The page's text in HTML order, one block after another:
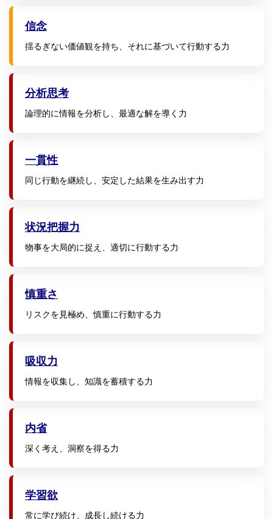
信念
揺るぎない価値観を持ち、それに基づいて行動する力
分析思考
論理的に情報を分析し、最適な解を導く力
一貫性
同じ行動を継続し、安定した結果を生み出す力
状況把握力
物事を大局的に捉え、適切に行動する力
慎重さ
リスクを見極め、慎重に行動する力
吸収力
情報を収集し、知識を蓄積する力
内省
深く考え、洞察を得る力
学習欲
常に学び続け、成長し続ける力